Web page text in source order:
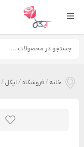
خانه/فروشگاه/ایگل/